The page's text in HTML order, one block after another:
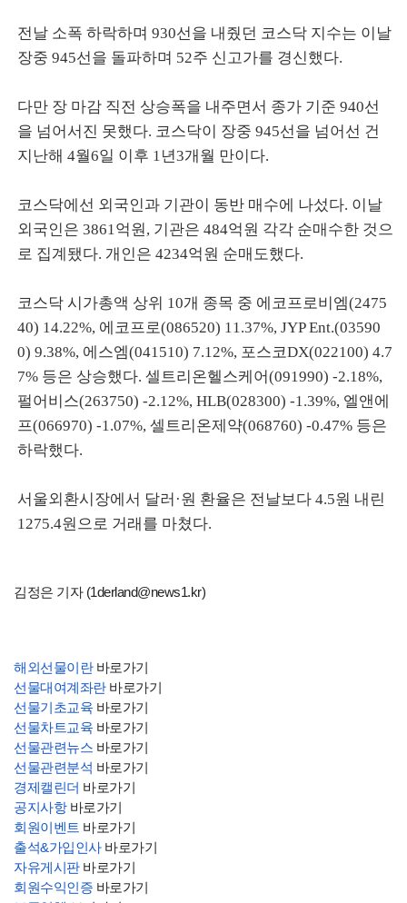
전날 소폭 하락하며 930선을 내줬던 코스닥 지수는 이날
장중 945선을 돌파하며 52주 신고가를 경신했다.
다만 장 마감 직전 상승폭을 내주면서 종가 기준 940선
을 넘어서진 못했다. 코스닥이 장중 945선을 넘어선 건
지난해 4월6일 이후 1년3개월 만이다.
코스닥에선 외국인과 기관이 동반 매수에 나섰다. 이날
외국인은 3861억원, 기관은 484억원 각각 순매수한 것으
로 집계됐다. 개인은 4234억원 순매도했다.
코스닥 시가총액 상위 10개 종목 중 에코프로비엠(2475
40) 14.22%, 에코프로(086520) 11.37%, JYP Ent.(03590
0) 9.38%, 에스엠(041510) 7.12%, 포스코DX(022100) 4.7
7% 등은 상승했다. 셀트리온헬스케어(091990) -2.18%,
펄어비스(263750) -2.12%, HLB(028300) -1.39%, 엘앤에
프(066970) -1.07%, 셀트리온제약(068760) -0.47% 등은
하락했다.
서울외환시장에서 달러·원 환율은 전날보다 4.5원 내린
1275.4원으로 거래를 마쳤다.
김정은 기자 (1derland@news1.kr)
해외선물이란바로가기
선물대여계좌란바로가기
선물기초교육 바로가기
선물차트교육 바로가기
선물관련뉴스 바로가기
선물관련분석 바로가기
경제캘린더 바로가기
공지사항바로가기
회원이벤트 바로가기
출석&가입인사바로가기
자유게시판바로가기
회원수익인증 바로가기